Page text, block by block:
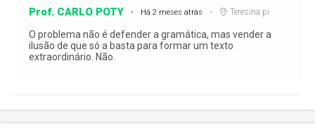
Prof. CARLO POTY Há 2 meses atrás Teresina pi
O problema não é defender a gramática, mas vender a
ilusão de que só a basta para formar um texto
extraordinário. Não.